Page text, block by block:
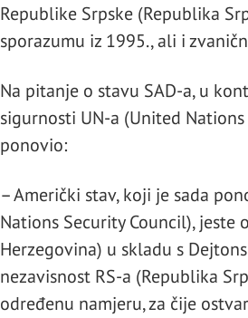
Republike Srpske (Republika
sporazumu iz 1995., ali i
Na pitanje o stavu SAD-a, u
sigurnosti UN-a (United Nations
ponovio:
– Američki stav, koji je sada
Nations Security Council), jeste
Herzegovina) u skladu s
nezavisnost RS-a (Republika
određenu namjeru, za čije